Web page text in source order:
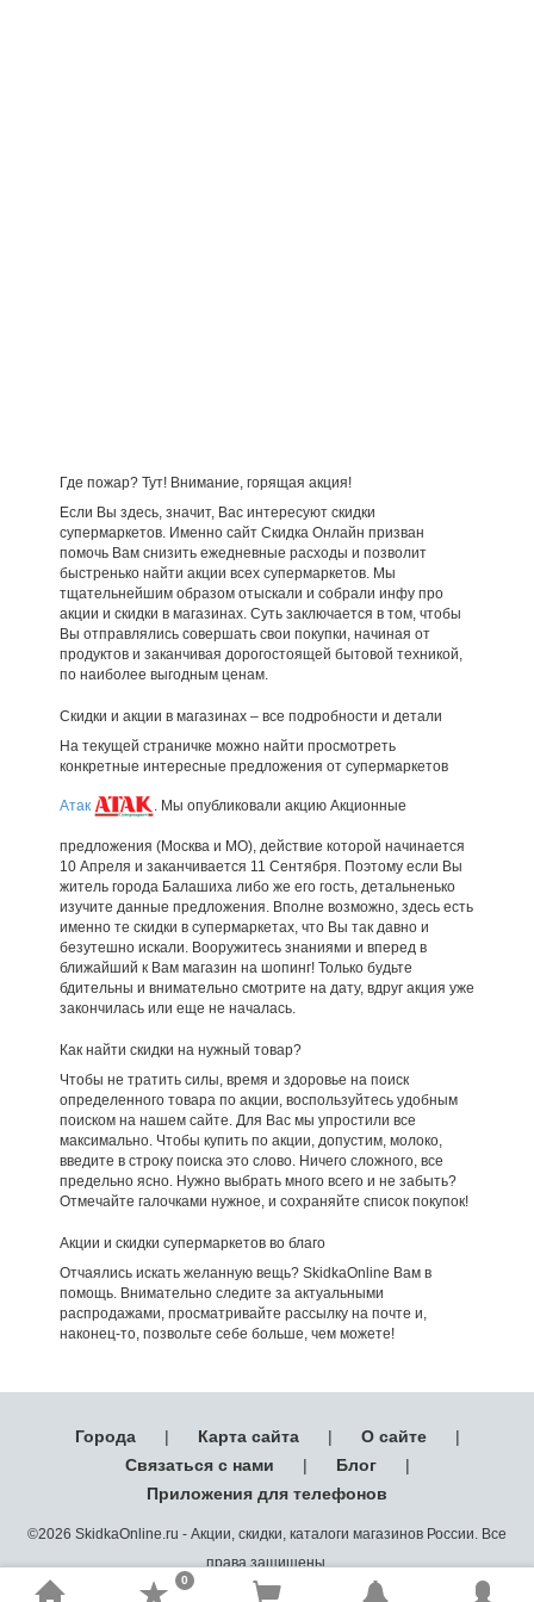
Где пожар? Тут! Внимание, горящая акция!
Если Вы здесь, значит, Вас интересуют скидки
супермаркетов. Именно сайт Скидка Онлайн призван
помочь Вам снизить ежедневные расходы и позволит
быстренько найти акции всех супермаркетов. Мы
тщательнейшим образом отыскали и собрали инфу про
акции и скидки в магазинах. Суть заключается в том, чтобы
Вы отправлялись совершать свои покупки, начиная от
продуктов и заканчивая дорогостоящей бытовой техникой,
по наиболее выгодным ценам.
Скидки и акции в магазинах – все подробности и детали
На текущей страничке можно найти просмотреть
конкретные интересные предложения от супермаркетов
Атак . Мы опубликовали акцию Акционные
предложения (Москва и МО), действие которой начинается
10 Апреля и заканчивается 11 Сентября. Поэтому если Вы
житель города Балашиха либо же его гость, детальненько
изучите данные предложения. Вполне возможно, здесь есть
именно те скидки в супермаркетах, что Вы так давно и
безутешно искали. Вооружитесь знаниями и вперед в
ближайший к Вам магазин на шопинг! Только будьте
бдительны и внимательно смотрите на дату, вдруг акция уже
закончилась или еще не началась.
Как найти скидки на нужный товар?
Чтобы не тратить силы, время и здоровье на поиск
определенного товара по акции, воспользуйтесь удобным
поиском на нашем сайте. Для Вас мы упростили все
максимально. Чтобы купить по акции, допустим, молоко,
введите в строку поиска это слово. Ничего сложного, все
предельно ясно. Нужно выбрать много всего и не забыть?
Отмечайте галочками нужное, и сохраняйте список покупок!
Акции и скидки супермаркетов во благо
Отчаялись искать желанную вещь? SkidkaOnline Вам в
помощь. Внимательно следите за актуальными
распродажами, просматривайте рассылку на почте и,
наконец-то, позвольте себе больше, чем можете!
Города | Карта сайта | О сайте
|
Связаться с нами
| Блог
|
Приложения для телефонов
©2026 SkidkaOnline.ru - Акции, скидки, каталоги магазинов России. Все
права защищены.
0